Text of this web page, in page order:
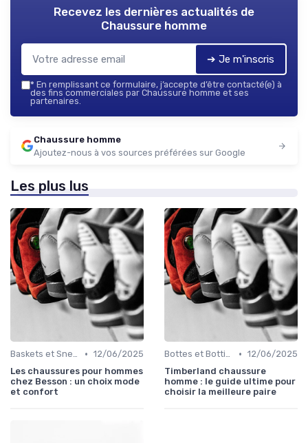
Recevez les dernières actualités de
Chaussure homme
➔ Je m'inscris
* En remplissant ce formulaire, j’accepte d’être contacté(e) à
des fins commerciales par Chaussure homme et ses
partenaires.
Chaussure homme
Ajoutez-nous à vos sources préférées sur Google
Les plus lus
Baskets et Sneakers • 12/06/2025
Les chaussures pour hommes
chez Besson : un choix mode
et confort
Bottes et Bottines • 12/06/2025
Timberland chaussure
homme : le guide ultime pour
choisir la meilleure paire